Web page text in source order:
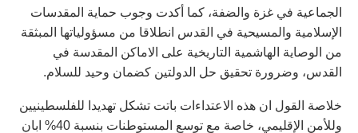
الجماعية في غزة والضفة، كما أكدت وجوب حماية المقدسات
الإسلامية والمسيحية في القدس انطلاقا من مسؤولياتها المبثقة
من الوصاية الهاشمية التاريخية على الاماكن المقدسة في
القدس، وضرورة تحقيق حل الدولتين كضمان وحيد للسلام.
خلاصة القول ان هذه الاعتداءات باتت تشكل تهديدا للفلسطينيين
وللأمن الإقليمي، خاصة مع توسع المستوطنات بنسبة 40% ابان